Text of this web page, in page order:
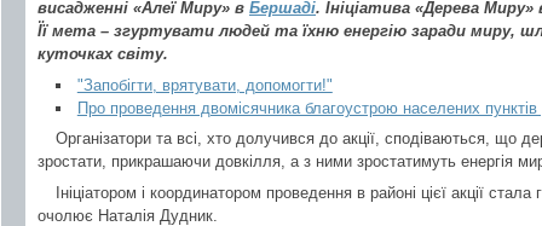
висадженні «Алеї Миру» в Бершаді. Ініціатива «Дерева Миру»
Її мета – згуртувати людей та їхню енергію заради миру,
куточках світу.
"Запобігти, врятувати, допомогти!"
Про проведення двомісячника благоустрою населених пунктів
Організатори та всі, хто долучився до акції, сподіваються, що
зростати, прикрашаючи довкілля, а з ними зростатимуть енергія
Ініціатором і координатором проведення в районі цієї акції
очолює Наталія Дудник.